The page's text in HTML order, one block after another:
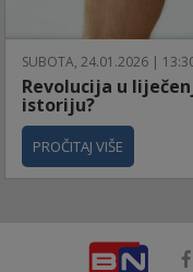
SUBOTA, 24.01.2026 |
Revolucija u
istoriju?
PROČITAJ VIŠE